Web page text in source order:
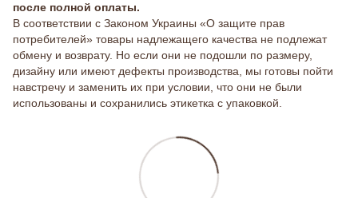
после полной оплаты.
В соответствии с Законом Украины «О защите прав
потребителей» товары надлежащего качества не подлежат
обмену и возврату. Но если они не подошли по размеру,
дизайну или имеют дефекты производства, мы готовы пойти
навстречу и заменить их при условии, что они не были
использованы и сохранились этикетка с упаковкой.